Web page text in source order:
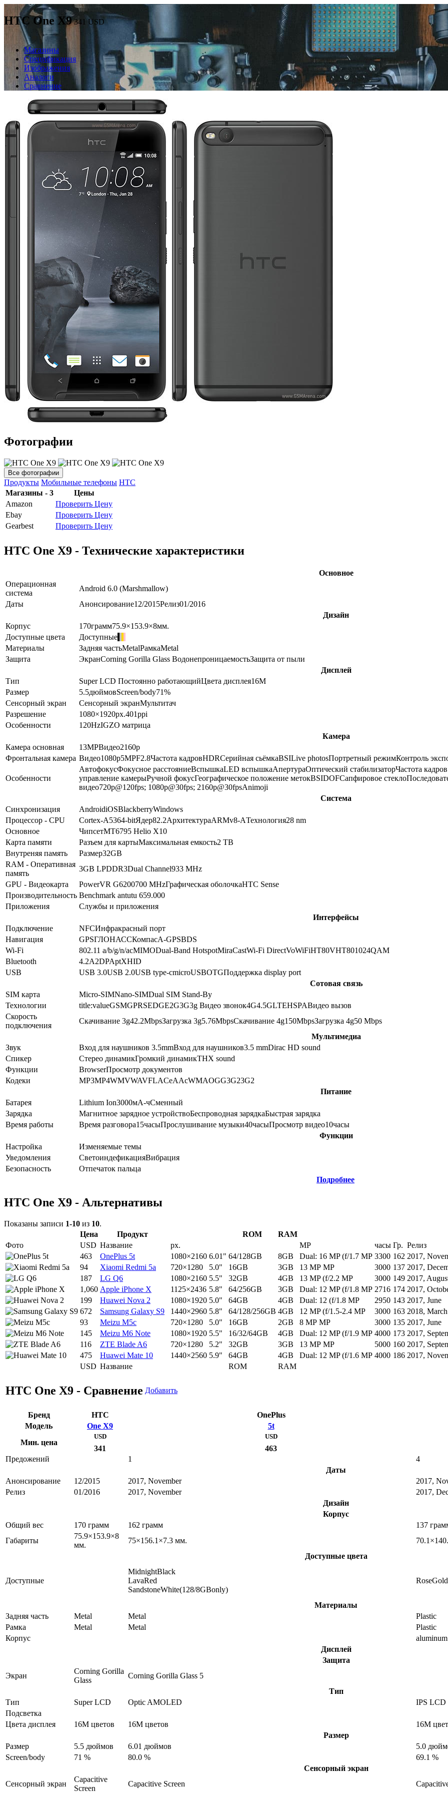
HTC One X9 341 USD
Магазины
Спецификация
Изображения
Аналоги
Сравнение
Фотографии
Все фотографии
Продукты Мобильные телефоны HTC
Магазины - 3
Цены
Amazon
Проверить Цену
Ebay
Проверить Цену
Gearbest
Проверить Цену
HTC One X9 - Технические характеристики
Основное
Операционная
система
Android 6.0 (Marshmallow)
Даты
Анонсирование12/2015Релиз01/2016
Дизайн
Корпус
170грамм75.9×153.9×8мм.
Доступные цвета
Доступные
Материалы
Задняя частьMetalРамкаMetal
Защита
ЭкранCorning Gorilla Glass ВодонепроницаемостьЗащита от пыли
Дисплей
Тип
Super LCD Постоянно работающийЦвета дисплея16M
Размер
5.5дюймовScreen/body71%
Сенсорный экран
Сенсорный экранМультитач
Разрешение
1080×1920px.401ppi
Особенности
120HzIGZO матрица
Камера
Камера основная
13MPВидео2160p
Фронтальная камера Видео1080p5MPF2.8Частота кадровHDRСерийная сьёмкаBSILive photosПортретный режимКонтроль
Особенности
АвтофокусФокусное расстояниеВспышкаLED вспышкаАпертураОптический стабилизаторЧастота
управление камерыРучной фокусГеографическое положение метокBSIDOFСапфировое стекло
видео720p@120fps; 1080p@30fps; 2160p@30fpsAnimoji
Система
Синхронизация
AndroidiOSBlackberryWindows
Процессор - CPU
Cortex-A5364-bitЯдер82.2АрхитектураARMv8-AТехнология28 nm
Основное
ЧипсетMT6795 Helio X10
Карта памяти
Разъем для картыМаксимальная емкость2 TB
Внутреняя память
Размер32GB
RAM - Оперативная
память
3GB LPDDR3Dual Channel933 MHz
GPU - Видеокарта
PowerVR G6200700 MHzГрафическая оболочкаHTC Sense
Производительность Benchmark antutu 659.000
Приложения
Службы и приложения
Интерфейсы
Подключение
NFCИнфракрасный порт
Навигация
GPSГЛОНАССКомпасA-GPSBDS
Wi-Fi
802.11 a/b/g/n/acMIMODual-Band HotspotMiraCastWi-Fi DirectVoWiFiHT80VHT801024QAM
Bluetooth
4.2A2DPAptXHID
USB
USB 3.0USB 2.0USB type-cmicroUSBOTGПоддержка display port
Сотовая связь
SIM карта
Micro-SIMNano-SIMDual SIM Stand-By
Технологии
title:valueGSMGPRSEDGE2G3G3g Видео звонок4G4.5GLTEHSPAВидео вызов
Скорость
подключения
Скачивание 3g42.2MbpsЗагрузка 3g5.76MbpsСкачивание 4g150MbpsЗагрузка 4g50 Mbps
Мультимедиа
Звук
Вход для наушников 3.5mmВход для наушников3.5 mmDirac HD sound
Спикер
Стерео динамикГромкий динамикTHX sound
Функции
BrowserПросмотр документов
Кодеки
MP3MP4WMVWAVFLACeAAcWMAOGG3G23G2
Питание
Батарея
Lithium Ion3000мА-чСменный
Зарядка
Магнитное зарядное устройствоБеспроводная зарядкаБыстрая зарядка
Время работы
Время разговора15часыПрослушивание музыки40часыПросмотр видео10часы
Функции
Настройка
Изменяемые темы
Уведомления
СветоиндефикацияВибрация
Безопасность
Отпечаток пальца
Подробнее
HTC One X9 - Альтернативы
Показаны записи 1-10 из 10.
Цена
Продукт ROM
RAM
Фото
USD Название px. MP часы Гр. Релиз
USD Название ROM RAM
463 OnePlus 5t 1080×2160 6.01" 64/128GB 8GB Dual: 16 MP (f/1.7 MP 3300 162 2017,
94
Xiaomi Redmi 5a 720×1280 5.0" 16GB 3GB 13 MP MP 3000 137 2017,
187
LG Q6 1080×2160 5.5" 32GB 4GB 13 MP (f/2.2 MP 3000 149 2017,
1,060 Apple iPhone X 1125×2436 5.8" 64/256GB 3GB Dual: 12 MP (f/1.8 MP 2716 174 2017,
199
Huawei Nova 2 1080×1920 5.0" 64GB 4GB Dual: 12 (f/1.8 MP 2950 143 2017, June
672
Samsung Galaxy S9 1440×2960 5.8" 64/128/256GB 4GB 12 MP (f/1.5-2.4 MP 3000 163 2018, March
93
Meizu M5c 720×1280 5.0" 16GB 2GB 8 MP MP 3000 135 2017, June
145
Meizu M6 Note 1080×1920 5.5" 16/32/64GB 4GB Dual: 12 MP (f/1.9 MP 4000 173 2017,
116
ZTE Blade A6 720×1280 5.2" 32GB 3GB 13 MP MP 5000 160 2017,
475
Huawei Mate 10 1440×2560 5.9" 64GB 4GB Dual: 12 MP (f/1.6 MP 4000 186 2017,
HTC One X9 - Сравнение Добавить
Бренд HTC OnePlus
Модель
One X9 5t
Мин. цена
USD
341
USD
463
Предожений
1 4
Даты
Анонсирование
12/2015 2017, November 2017,
Релиз
01/2016 2017, November 2017,
Дизайн
Корпус
Общий вес
170 грамм 162 грамм 137
Габариты
75.9×153.9×8
мм.
75×156.1×7.3 мм.
Доступные цвета
Доступные
MidnightBlack
LavaRed
SandstoneWhite(128/8GBonly)
RoseGold
Материалы
Задняя часть
Metal Metal Plastic
Рамка
Metal Metal Plastic
Корпус
aluminum
Дисплей
Защита
Экран
Corning Gorilla
Glass
Corning Gorilla Glass 5
Тип
Тип
Super LCD Optic AMOLED IPS LCD
Подсветка
Цвета дисплея
16M цветов 16M цветов 16M
Размер
Размер
5.5 дюймов 6.01 дюймов 5.0
Screen/body
71 % 80.0 % 69.1 %
Сенсорный экран
Сенсорный экран
Capacitive
Screen
Capacitive Screen